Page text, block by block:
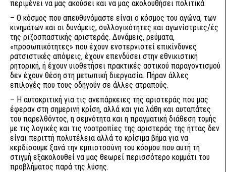
περιμένει να μας ακούσει και να μας ακολουθήσει πολιτικά.
– Ο κόσμος που απευθυνόμαστε είναι ο κόσμος του αγώνα, των
κινημάτων και οι δυνάμεις, συλλογικότητες και αγωνίστριες/ές
της ριζοσπαστικής αριστεράς. Δυνάμεις, ρεύματα,
«προσωπικότητες» που έχουν ενστερνιστεί επικίνδυνες
ρατσιστικές απόψεις, έχουν επενδύσει στην εθνικιστική
ρητορική, ή έχουν υιοθετήσει πρακτικές αστικού παραγοντισμού
δεν έχουν θέση στη μετωπική διεργασία. Πήραν άλλες
επιλογές που τους οδηγούν σε άλλες ατραπούς.
– Η αυτοκριτική για τις ανεπάρκειες της αριστεράς που μας
έφεραν στη σημερινή κρίση, αλλά και για λάθη και αυταπάτες
του παρελθόντος, η σεμνότητα και η πραγματική διάθεση τομής
με τις λογικές και τις νοοτροπίες της αριστεράς της ήττας δεν
είναι περιττή πολυτέλεια αλλά το κρίσιμα βήμα για να
κερδίσουμε ξανά την εμπιστοσύνη του κόσμου που αυτή τη
στιγμή εξακολουθεί να μας θεωρεί περισσότερο κομμάτι του
προβλήματος παρά της λύσης.